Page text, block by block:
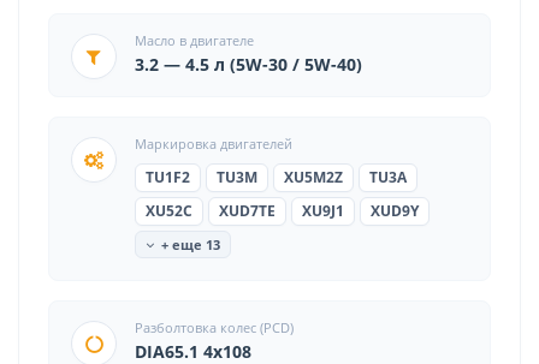
Масло в двигателе
3.2 — 4.5 л (5W-30 / 5W-40)
Маркировка двигателей
TU1F2
TU3M XU5M2Z
TU3A
XU52C
XUD7TE XU9J1
XUD9Y
+ еще 13
Разболтовка колес (PCD)
DIA65.1 4x108